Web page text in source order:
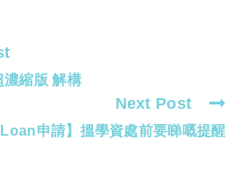
濃縮版 解構
Next Post
Loan申請】搵學資處前要睇嘅提醒